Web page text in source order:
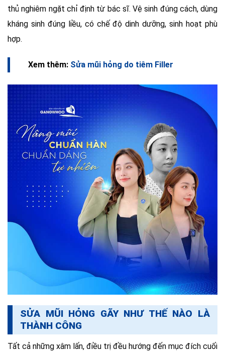
thủ nghiêm ngặt chỉ định từ bác sĩ. Vệ sinh đúng cách, dùng
kháng sinh đúng liều, có chế độ dinh dưỡng, sinh hoạt phù
hợp.
Xem thêm: Sửa mũi hỏng do tiêm Filler
SỬA MŨI HỎNG GÃY NHƯ THẾ NÀO LÀ
THÀNH CÔNG
Tất cả những xâm lấn, điều trị đều hướng đến mục đích cuối